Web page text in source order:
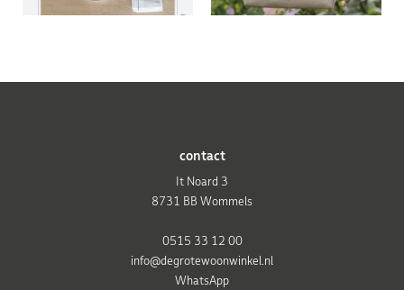
contact
It Noard 3
8731 BB Wommels
0515 33 12 00
info@degrotewoonwinkel.nl
WhatsApp